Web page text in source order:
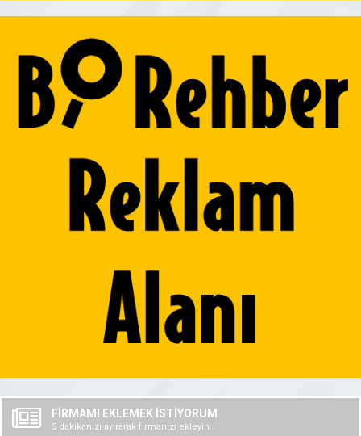
FİRMAMI EKLEMEK İSTİYORUM
5 dakikanızı ayırarak firmanızı ekleyin..